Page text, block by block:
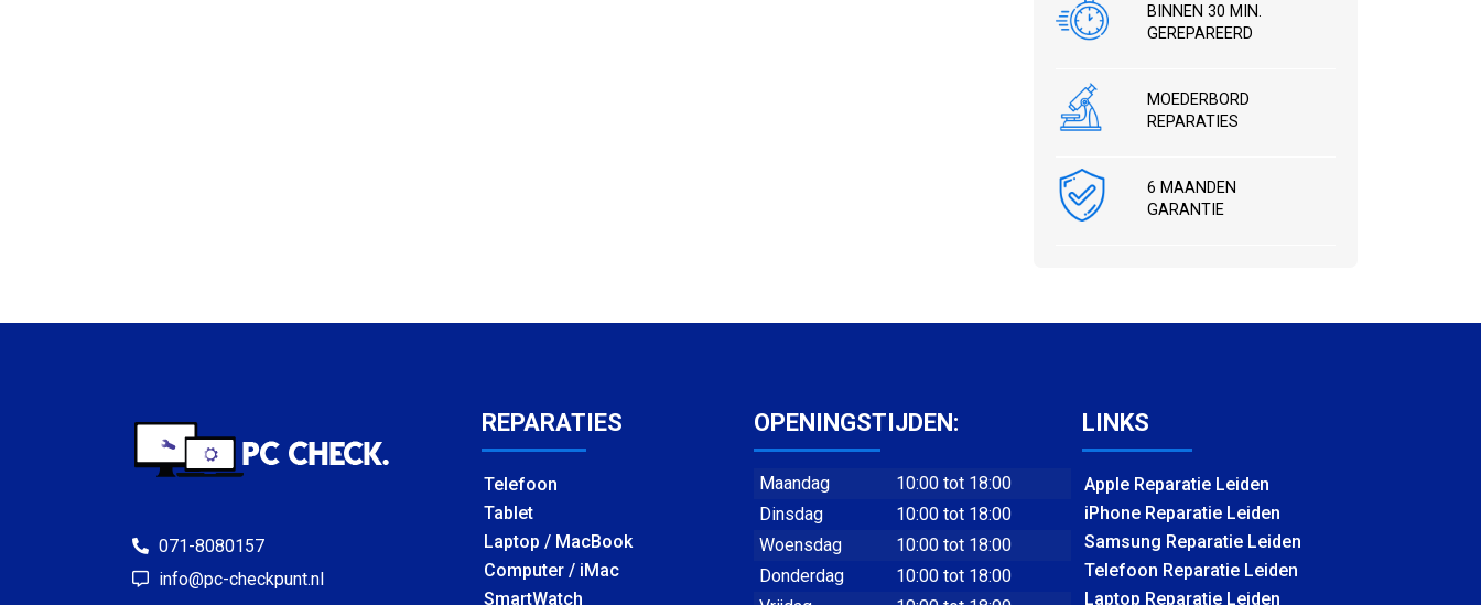
BINNEN 30 MIN.
GEREPAREERD
MOEDERBORD
REPARATIES
6 MAANDEN
GARANTIE
071-8080157
info@pc-checkpunt.nl
REPARATIES
Telefoon
Tablet
Laptop / MacBook
Computer / iMac
SmartWatch
OPENINGSTIJDEN:
Maandag
10:00 tot 18:00
Dinsdag
10:00 tot 18:00
Woensdag
10:00 tot 18:00
Donderdag
10:00 tot 18:00
LINKS
Apple Reparatie Leiden
iPhone Reparatie Leiden
Samsung Reparatie Leiden
Telefoon Reparatie Leiden
Laptop Reparatie Leiden